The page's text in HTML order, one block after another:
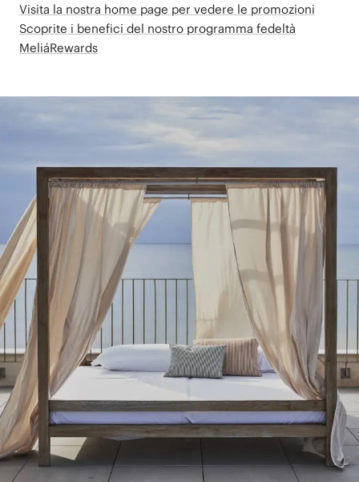
Visita la nostra home page per vedere le promozioni
Scoprite i benefici del nostro programma fedeltà
MeliáRewards